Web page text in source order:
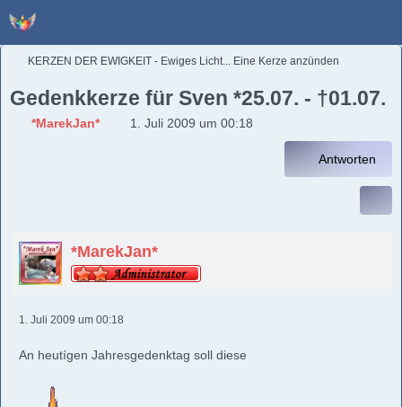
KERZEN DER EWIGKEIT - Ewiges Licht... Eine Kerze anzünden
Gedenkkerze für Sven *25.07. - †01.07.
*MarekJan* 1. Juli 2009 um 00:18
Antworten
*MarekJan*
1. Juli 2009 um 00:18
An heutígen Jahresgedenktag soll diese